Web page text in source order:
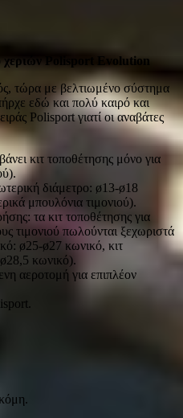
Polisport Evolution
τώρα με βελτιωμένο σύστημα
εδώ και πολύ καιρό και
Polisport γιατί οι αναβάτες
κιτ τοποθέτησης μόνο για
διάμετρο: ø13-ø18
μπουλόνια τιμονιού).
τα κιτ τοποθέτησης για
τιμονιού πωλούνται ξεχωριστά
ø25-ø27 κωνικό, κιτ
κωνικό).
αεροτομή για επιπλέον